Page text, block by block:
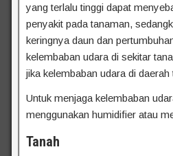
yang terlalu tinggi dapat
penyakit pada tanaman,
keringnya daun dan
kelembaban udara di sekitar
jika kelembaban udara di
Untuk menjaga kelembaban
menggunakan humidifier atau
Tanah